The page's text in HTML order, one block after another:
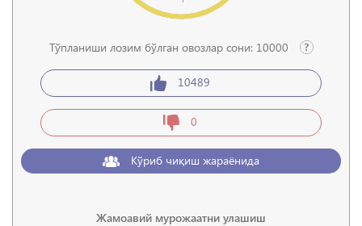
Тўпланиши лозим бўлган овозлар сони: 10000
10489
0
Кўриб чиқиш жараёнида
Жамоавий мурожаатни улашиш